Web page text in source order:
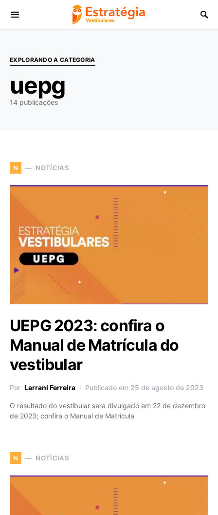
Procurar:
EXPLORANDO A CATEGORIA
uepg
14 publicações
N NOTÍCIAS
UEPG 2023: confira o
Manual de Matrícula do
vestibular
Por Larrani Ferreira Publicado em 25 de agosto de 2023
O resultado do vestibular será divulgado em 22 de dezembro
de 2023; confira o Manual de Matrícula
N NOTÍCIAS